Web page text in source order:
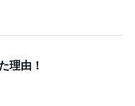
理由！